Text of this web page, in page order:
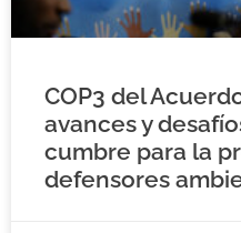
COP3 del
avances y
cumbre para la
defensores